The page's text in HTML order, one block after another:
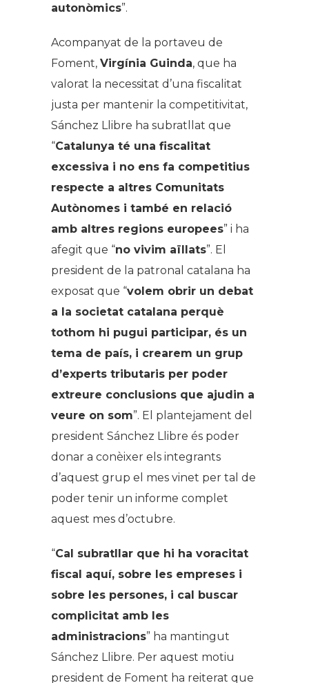
autonòmics”.
Acompanyat de la portaveu de
Foment, Virgínia Guinda, que ha
valorat la necessitat d’una fiscalitat
justa per mantenir la competitivitat,
Sánchez Llibre ha subratllat que
“Catalunya té una fiscalitat
excessiva i no ens fa competitius
respecte a altres Comunitats
Autònomes i també en relació
amb altres regions europees” i ha
afegit que “no vivim aïllats”. El
president de la patronal catalana ha
exposat que “volem obrir un debat
a la societat catalana perquè
tothom hi pugui participar, és un
tema de país, i crearem un grup
d’experts tributaris per poder
extreure conclusions que ajudin a
veure on som”. El plantejament del
president Sánchez Llibre és poder
donar a conèixer els integrants
d’aquest grup el mes vinet per tal de
poder tenir un informe complet
aquest mes d’octubre.
“Cal subratllar que hi ha voracitat
fiscal aquí, sobre les empreses i
sobre les persones, i cal buscar
complicitat amb les
administracions” ha mantingut
Sánchez Llibre. Per aquest motiu
president de Foment ha reiterat que